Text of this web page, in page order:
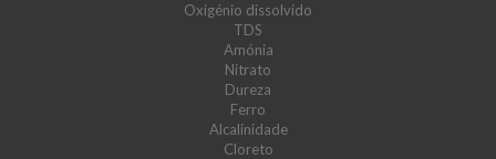
Oxigénio dissolvido
TDS
Amónia
Nitrato
Dureza
Ferro
Alcalinidade
Cloreto